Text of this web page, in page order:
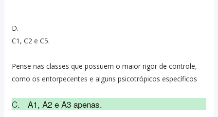
D.
C1, C2 e C5.
Pense nas classes que possuem o maior rigor de controle,
como os entorpecentes e alguns psicotrópicos específicos
C. A1, A2 e A3 apenas.